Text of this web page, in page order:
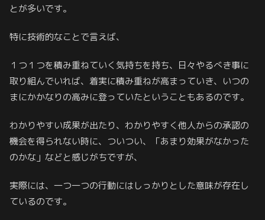
とが多いです。
特に技術的なことで言えば、
１つ１つを積み重ねていく気持ちを持ち、日々やるべき事に
取り組んでいれば、着実に積み重ねが高まっていき、いつの
まにかかなりの高みに登っていたということもあるのです。
わかりやすい成果が出たり、わかりやすく他人からの承認の
機会を得られない時に、ついつい、「あまり効果がなかった
のかな」などと感じがちですが、
実際には、一つ一つの行動にはしっかりとした意味が存在し
ているのです。